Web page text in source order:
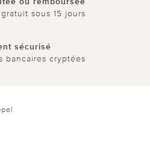
sous 15 jours
sécurisé
bancaires cryptées